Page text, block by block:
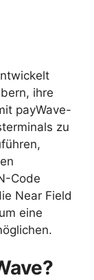
ihre
payWave-
zu
Code
Near Field
eine